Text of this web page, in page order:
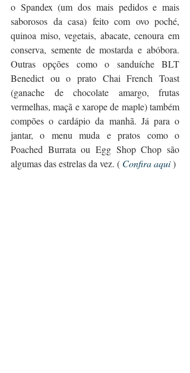
o Spandex (um dos mais pedidos e mais
saborosos da casa) feito com ovo poché,
quinoa miso, vegetais, abacate, cenoura em
conserva, semente de mostarda e abóbora.
Outras opções como o sanduíche BLT
Benedict ou o prato Chai French Toast
(ganache de chocolate amargo, frutas
vermelhas, maçã e xarope de maple) também
compões o cardápio da manhã. Já para o
jantar, o menu muda e pratos como o
Poached Burrata ou Egg Shop Chop são
algumas das estrelas da vez. ( Confira aqui)